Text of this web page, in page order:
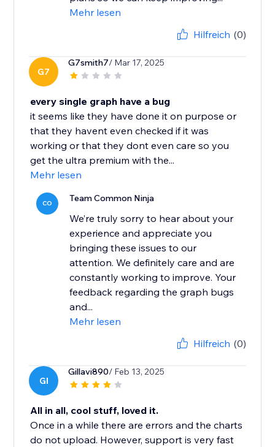
Mehr lesen
Hilfreich (0)
G7
G7smith7/ Mar 17, 2025
every single graph have a bug
it seems like they have done it on purpose or
that they havent even checked if it was
working or that they dont even care so you
get the ultra premium with the...
Mehr lesen
CO Team Common Ninja
We’re truly sorry to hear about your
experience and appreciate you
bringing these issues to our
attention. We definitely care and are
constantly working to improve. Your
feedback regarding the graph bugs
and...
Mehr lesen
Hilfreich (0)
GI
Gillavi890/ Feb 13, 2025
All in all, cool stuff, loved it.
Once in a while there are errors and the charts
do not upload. However, support is very fast